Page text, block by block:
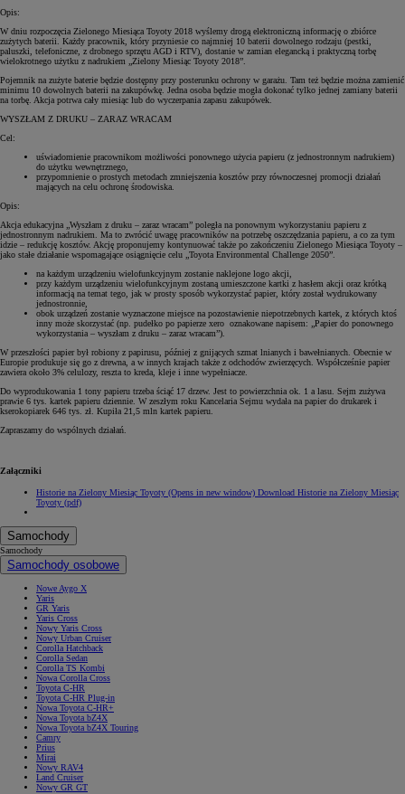
Opis:
W dniu rozpoczęcia Zielonego Miesiąca Toyoty 2018 wyślemy drogą elektroniczną informację o zbiórce
zużytych baterii. Każdy pracownik, który przyniesie co najmniej 10 baterii dowolnego rodzaju (pestki,
paluszki, telefoniczne, z drobnego sprzętu AGD i RTV), dostanie w zamian elegancką i praktyczną torbę
wielokrotnego użytku z nadrukiem „Zielony Miesiąc Toyoty 2018”.
Pojemnik na zużyte baterie będzie dostępny przy posterunku ochrony w garażu. Tam też będzie można zamienić
minimu 10 dowolnych baterii na zakupówkę. Jedna osoba będzie mogła dokonać tylko jednej zamiany baterii
na torbę. Akcja potrwa cały miesiąc lub do wyczerpania zapasu zakupówek.
WYSZŁAM Z DRUKU – ZARAZ WRACAM
Cel:
uświadomienie pracownikom możliwości ponownego użycia papieru (z jednostronnym nadrukiem)
do użytku wewnętrznego,
przypomnienie o prostych metodach zmniejszenia kosztów przy równoczesnej promocji działań
mających na celu ochronę środowiska.
Opis:
Akcja edukacyjna „Wyszłam z druku – zaraz wracam” poległa na ponownym wykorzystaniu papieru z
jednostronnym nadrukiem. Ma to zwrócić uwagę pracowników na potrzebę oszczędzania papieru, a co za tym
idzie – redukcję kosztów. Akcję proponujemy kontynuować także po zakończeniu Zielonego Miesiąca Toyoty –
jako stałe działanie wspomagające osiągnięcie celu „Toyota Environmental Challenge 2050”.
na każdym urządzeniu wielofunkcyjnym zostanie naklejone logo akcji,
przy każdym urządzeniu wielofunkcyjnym zostaną umieszczone kartki z hasłem akcji oraz krótką
informacją na temat tego, jak w prosty sposób wykorzystać papier, który został wydrukowany
jednostronnie,
obok urządzeń zostanie wyznaczone miejsce na pozostawienie niepotrzebnych kartek, z których ktoś
inny może skorzystać (np. pudełko po papierze xero oznakowane napisem: „Papier do ponownego
wykorzystania – wyszłam z druku – zaraz wracam”).
W przeszłości papier był robiony z papirusu, później z gnijących szmat lnianych i bawełnianych. Obecnie w
Europie produkuje się go z drewna, a w innych krajach także z odchodów zwierzęcych. Współcześnie papier
zawiera około 3% celulozy, reszta to kreda, kleje i inne wypełniacze.
Do wyprodukowania 1 tony papieru trzeba ściąć 17 drzew. Jest to powierzchnia ok. 1 a lasu. Sejm zużywa
prawie 6 tys. kartek papieru dziennie. W zeszłym roku Kancelaria Sejmu wydała na papier do drukarek i
kserokopiarek 646 tys. zł. Kupiła 21,5 mln kartek papieru.
Zapraszamy do wspólnych działań.
Załączniki
Historie na Zielony Miesiąc Toyoty (Opens in new window) Download Historie na Zielony Miesiąc
Toyoty (pdf)
Samochody
Samochody
Samochody osobowe
Nowe Aygo X
Yaris
GR Yaris
Yaris Cross
Nowy Yaris Cross
Nowy Urban Cruiser
Corolla Hatchback
Corolla Sedan
Corolla TS Kombi
Nowa Corolla Cross
Toyota C-HR
Toyota C-HR Plug-in
Nowa Toyota C-HR+
Nowa Toyota bZ4X
Nowa Toyota bZ4X Touring
Camry
Prius
Mirai
Nowy RAV4
Land Cruiser
Nowy GR GT